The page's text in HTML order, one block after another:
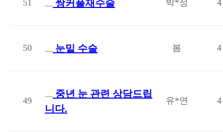
51 쌍커풀재수술 박*정 4
50 눈밑 수술 봄 4
49
중년 눈 관련 상담드립
니다.
유*연 4